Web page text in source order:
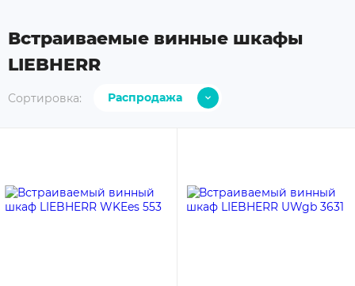
Уход за техникой
Уцененные товары
Встраиваемые винные шкафы
LIEBHERR
Сортировка:
Распродажа